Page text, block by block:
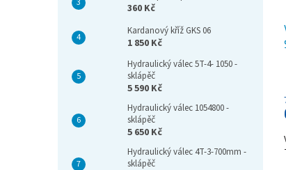
360 Kč
Kardanový kříž GKS 06
1 850 Kč
Hydraulický válec 5T-4- 1050 -
sklápěč
5 590 Kč
Hydraulický válec 1054800 -
sklápěč
5 650 Kč
Hydraulický válec 4T-3-700mm -
sklápěč